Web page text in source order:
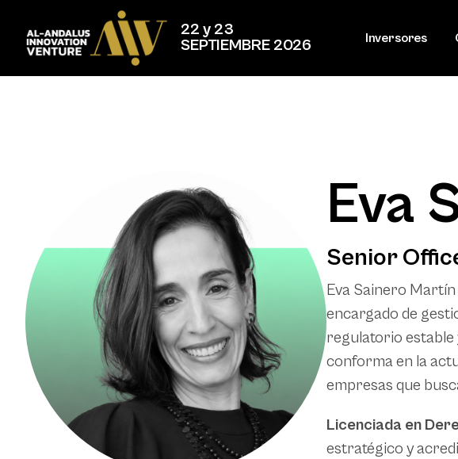
22 y 23
SEPTIEMBRE 2026
Inversores
Eva
Senior
Eva Sainero
encargado de
regulatorio estable
conforma en la
empresas que
Licenciada en
estratégico y